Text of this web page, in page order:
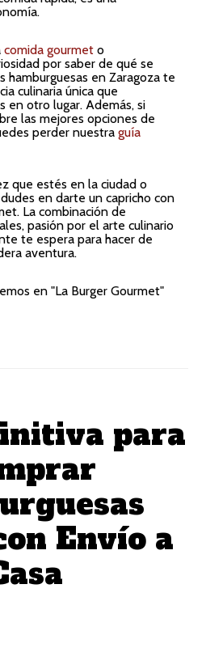
comida gourmet o
por saber de qué se
hamburguesas en Zaragoza te
culinaria única que
en otro lugar. Además, si
las mejores opciones de
perder nuestraguía
que estés en la ciudad o
en darte un capricho con
La combinación de
pasión por el arte culinario
te espera para hacer de
aventura.
en "La Burger Gourmet"
para
Envío a